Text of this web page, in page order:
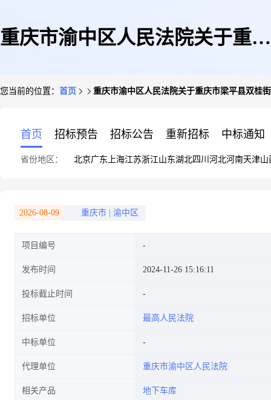
重庆市渝中区人民法院关于重庆
拍卖)的公告
您当前的位置： 首页 重庆市渝中区人民法院关于重庆市梁平县双桂
首页 招标预告 招标公告 重新招标 中标通知
省份地区： 北京广东 上海江苏浙江山东湖北四川 河北河南天津山
2026-08-09 重庆市 渝中区
项目编号
发布时间 2024-11-26 15:16:11
投标截止时间
招标单位 最高人民法院
中标单位
代理单位 重庆市渝中区人民法院
相关产品 地下车库